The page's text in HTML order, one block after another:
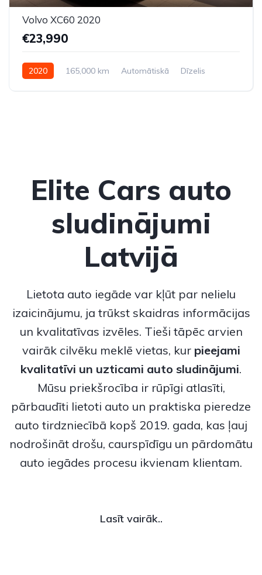
Volvo XC60 2020
€23,990
2020 165,000 km Automātiskā
Dīzelis
Elite Cars auto
sludinājumi
Latvijā
Lietota auto iegāde var kļūt par nelielu
izaicinājumu, ja trūkst skaidras informācijas
un kvalitatīvas izvēles. Tieši tāpēc arvien
vairāk cilvēku meklē vietas, kur pieejami
kvalitatīvi un uzticami auto sludinājumi.
Mūsu priekšrocība ir rūpīgi atlasīti,
pārbaudīti lietoti auto un praktiska pieredze
auto tirdzniecībā kopš 2019. gada, kas ļauj
nodrošināt drošu, caurspīdīgu un pārdomātu
auto iegādes procesu ikvienam klientam.
Lasīt vairāk..